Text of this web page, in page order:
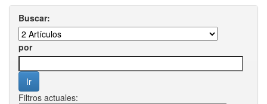
Buscar:
por
Filtros actuales: